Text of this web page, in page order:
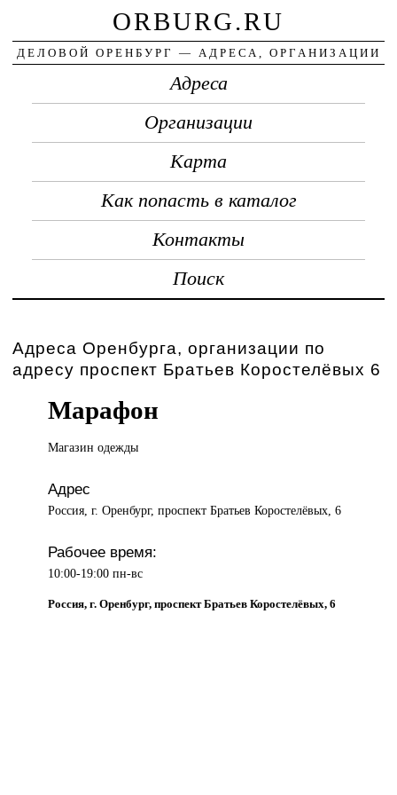
ORBURG.RU
ДЕЛОВОЙ ОРЕНБУРГ — АДРЕСА, ОРГАНИЗАЦИИ
Адреса
Организации
Карта
Как попасть в каталог
Контакты
Поиск
Адреса Оренбурга, организации по
адресу проспект Братьев Коростелёвых 6
Марафон
Магазин одежды
Адрес
Россия, г. Оренбург, проспект Братьев Коростелёвых, 6
Рабочее время:
10:00-19:00 пн-вс
Россия, г. Оренбург, проспект Братьев Коростелёвых, 6